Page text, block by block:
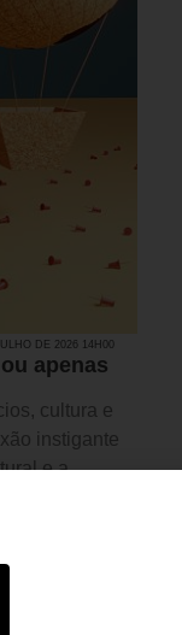
DE 2026 14H00
apenas
cultura e
instigante
e a
com
de
DE LEITURA